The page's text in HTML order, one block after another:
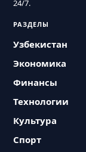
24/7.
РАЗДЕЛЫ
Узбекистан
Экономика
Финансы
Технологии
Культура
Спорт